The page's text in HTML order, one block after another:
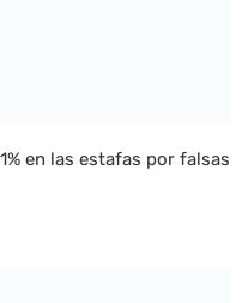
en las estafas por falsas